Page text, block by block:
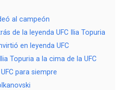
al campeón
de la leyenda UFC Ilia Topuria
en leyenda UFC
Topuria a la cima de la UFC
para siempre